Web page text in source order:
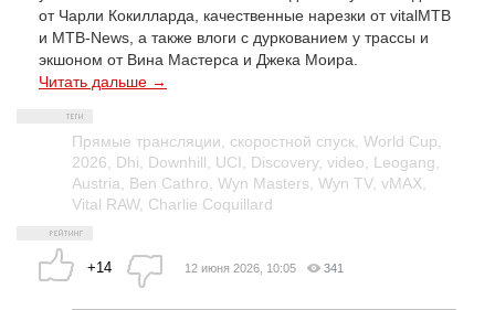
от Чарли Кокилларда, качественные нарезки от vitalMTB
и MTB-News, а также влоги с дуркованием у трассы и
экшоном от Вина Мастерса и Джека Моира.
Читать дальше →
Прямые трансляции скоростной спуск World Cup
2026
Dhi Downhill UCI Discovery, video Leogang
Austria
Ben Cathro Wyn Masters Wyn TV, vMAX
Vital RAW, Charlie Coquillard
+14 12 июня 2026, 10:05 341